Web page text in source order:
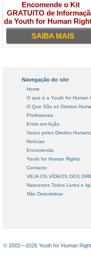
Encomende o Kit
GRATUITO de
da Youth for Human
SAIBA MAIS
Navegação do site
Home
O que é a Youth for Human
O Que São os Direitos
Professores
Entre em Ação
Vozes pelos Direitos
Notícias
Encomenda
Youth for Human Rights
Contacto
VEJA OS VÍDEOS DOS
Nascemos Todos Livres e
Não Descriminar
© 2002—2026 Youth for Human